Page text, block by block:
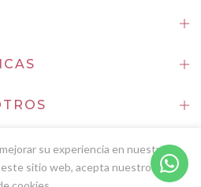
-Desarrollado por Eleaders
su experiencia en nuestro
sitio web, acepta nuestro uso